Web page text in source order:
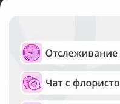
Служба
Русский Букет, 2026
Общество с
ОГРН: 1195476081745,
Юридический адрес: г.
д.42, оф. 3